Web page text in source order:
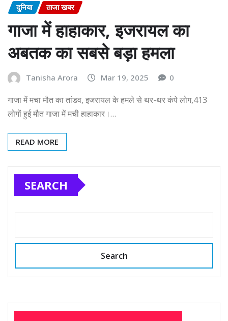
दुनिया ताजा खबर
गाजा में हाहाकार, इजरायल का
अबतक का सबसे बड़ा हमला
Tanisha Arora Mar 19, 2025 0
गाजा में मचा मौत का तांडव, इजरायल के हमले से थर-थर कंपे लोग,413
लोगों हुई मौत गाजा में मची हाहाकार।…
READ MORE
SEARCH
Search